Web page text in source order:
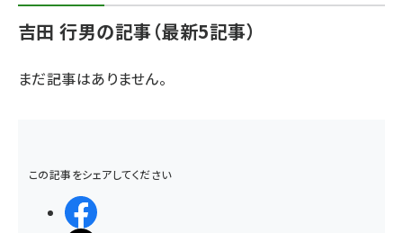
吉田 行男の記事（最新5記事）
まだ記事はありません。
この記事をシェアしてください